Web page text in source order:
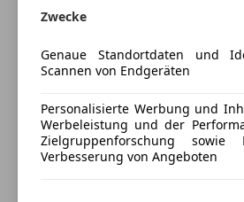
Lederlenkrad
Multifunktionslenkrad
Panoramadach
Sitzheizung
Start/Stop-Automatik
Unterhaltung/Media
Kfz-Versicherung
Zwecke
Genaue Standortdaten und
Scannen von Endgeräten
Personalisierte Werbung und
Werbeleistung und der
Zielgruppenforschung sowie
Verbesserung von Angeboten